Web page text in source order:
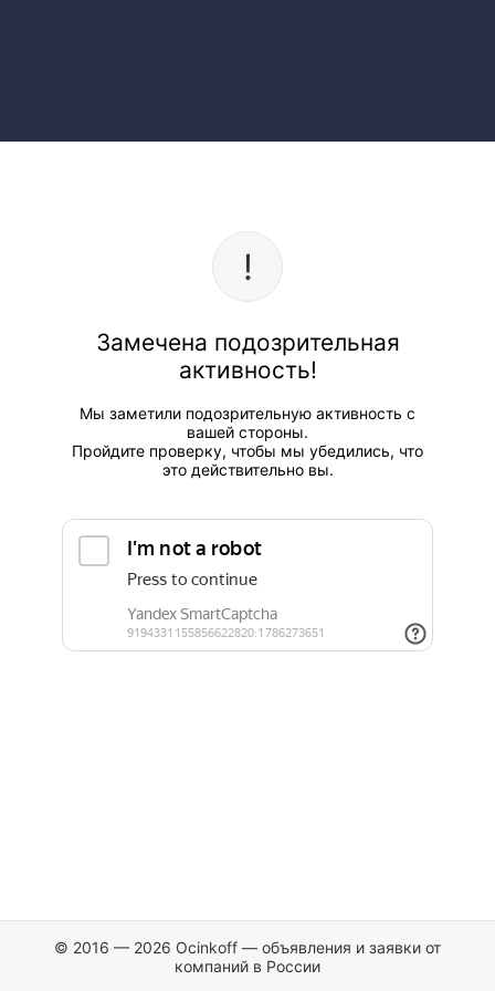
Замечена подозрительная
активность!
Мы заметили подозрительную активность с
вашей стороны.
Пройдите проверку, чтобы мы убедились, что
это действительно вы.
© 2016 — 2026 Ocinkoff — объявления и заявки от
компаний в России